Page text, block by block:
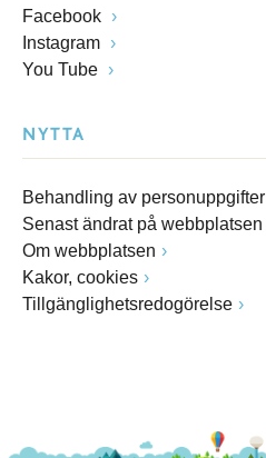
Facebook
Instagram
You Tube
NYTTA
Behandling av personuppgifter
Senast ändrat på webbplatsen
Om webbplatsen
Kakor, cookies
Tillgänglighetsredogörelse